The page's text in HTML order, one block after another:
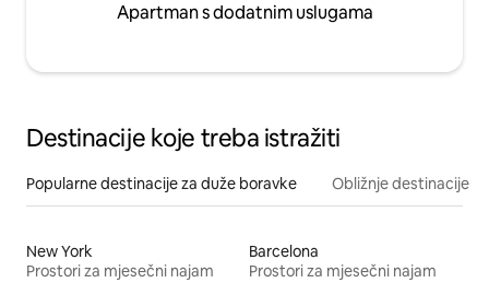
Apartman s dodatnim uslugama
Destinacije koje treba istražiti
Popularne destinacije za duže boravke Obližnje destinacije
New York
Prostori za mjesečni najam
Barcelona
Prostori za mjesečni najam